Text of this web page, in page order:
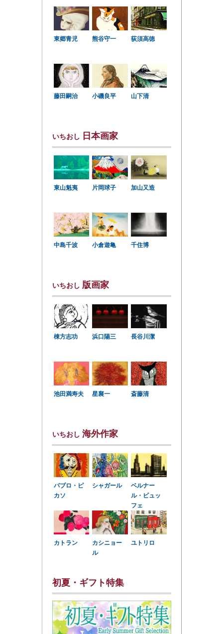
東郷青児 熊谷守一 荻須高徳
藤田嗣治 小磯良平 山下清
いちおし 日本画家
東山魁夷 片岡球子 加山又造
中島千波 小倉遊亀 千住博
いちおし 版画家
棟方志功 浜口陽三 長谷川潔
池田満寿夫 星襄一 斎藤清
いちおし 海外作家
パブロ・ピ
カソ
シャガール
ベルナー
ル・ビュッ
フェ
カトラン
カシニョー
ル
ユトリロ
初夏・ギフト特集